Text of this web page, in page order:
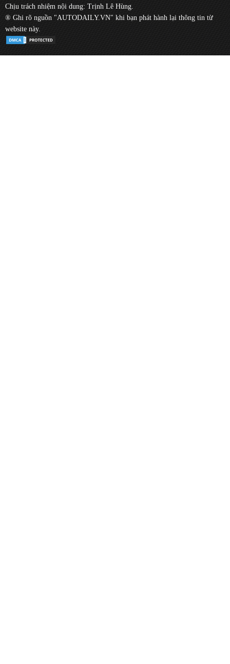
Chịu trách nhiệm nội dung: Trịnh Lê Hùng.
® Ghi rõ nguồn "AUTODAILY.VN" khi bạn phát hành lại thông tin từ
website này.